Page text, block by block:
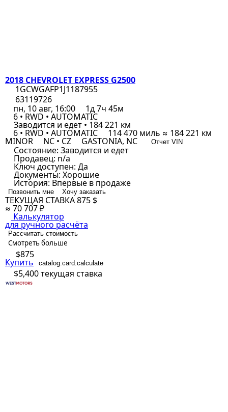
2018 CHEVROLET EXPRESS G2500
1GCWGAFP1J1187955
63119726
пн, 10 авг, 16:00
1д 7ч 45м
6 • RWD • AUTOMATIC
Заводится и едет • 184 221 км
6 • RWD • AUTOMATIC 114 470 миль ≈ 184 221 км
MINOR NC • CZ GASTONIA, NC Отчет VIN
Состояние: Заводится и едет
Продавец: n/a
Ключ доступен: Да
Документы: Хорошие
История: Впервые в продаже
Позвонить мне Хочу заказать
ТЕКУЩАЯ СТАВКА875 $
≈ 70 707 ₽
Калькулятор
для ручного расчёта
Рассчитать стоимость
Смотреть больше
$875
Купить catalog.card.calculate
$5,400текущая ставка